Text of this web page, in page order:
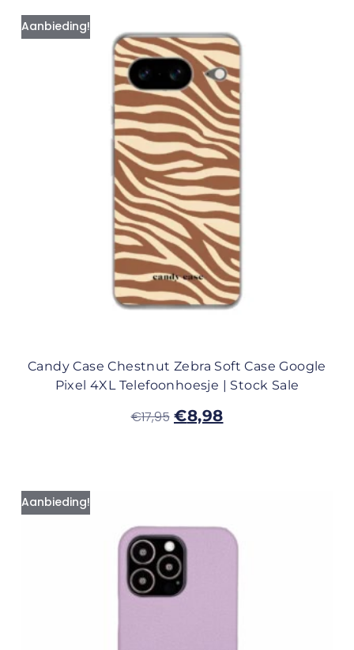
Aanbieding!
Candy Case Chestnut Zebra Soft Case Google
Pixel 4XL Telefoonhoesje | Stock Sale
€17,95 €8,98
Aanbieding!